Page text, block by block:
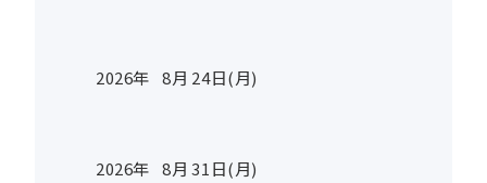
2026年 8月 24日(月)
2026年 8月 31日(月)